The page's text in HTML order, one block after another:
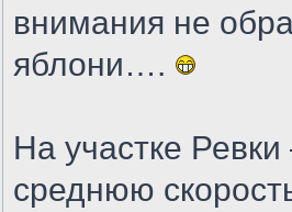
внимания не
яблони….
На участке
среднюю